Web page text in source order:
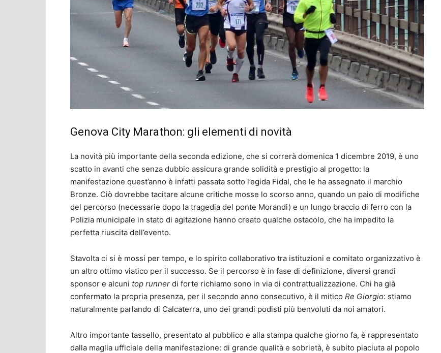
Genova City Marathon: gli elementi di novità
La novità più importante della seconda edizione, che si correrà domenica 1 dicembre 2019, è uno
scatto in avanti che senza dubbio assicura grande solidità e prestigio al progetto: la
manifestazione quest’anno è infatti passata sotto l’egida Fidal, che le ha assegnato il marchio
Bronze. Ciò dovrebbe tacitare alcune critiche mosse lo scorso anno, quando un paio di modifiche
del percorso (necessarie dopo la tragedia del ponte Morandi) e un lungo braccio di ferro con la
Polizia municipale in stato di agitazione hanno creato qualche ostacolo, che ha impedito la
perfetta riuscita dell’evento.
Stavolta ci si è mossi per tempo, e lo spirito collaborativo tra istituzioni e comitato organizzativo è
un altro ottimo viatico per il successo. Se il percorso è in fase di definizione, diversi grandi
sponsor e alcuni top runner di forte richiamo sono in via di contrattualizzazione. Chi ha già
confermato la propria presenza, per il secondo anno consecutivo, è il mitico Re Giorgio: stiamo
naturalmente parlando di Calcaterra, uno dei grandi podisti più benvoluti da noi amatori.
Altro importante tassello, presentato al pubblico e alla stampa qualche giorno fa, è rappresentato
dalla maglia ufficiale della manifestazione: di grande qualità e sobrietà, è subito piaciuta al popolo